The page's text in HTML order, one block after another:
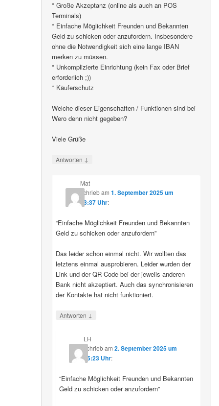
* Große Akzeptanz (online als auch an POS
Terminals)
* Einfache Möglichkeit Freunden und Bekannten
Geld zu schicken oder anzufordern. Insbesondere
ohne die Notwendigkeit sich eine lange IBAN
merken zu müssen.
* Unkomplizierte Einrichtung (kein Fax oder Brief
erforderlich ;))
* Käuferschutz
Welche dieser Eigenschaften / Funktionen sind bei
Wero denn nicht gegeben?
Viele Grüße
Antworten ↓
Mat
schriebam 1. September 2025 um
23:37 Uhr:
“Einfache Möglichkeit Freunden und Bekannten
Geld zu schicken oder anzufordern”
Das leider schon einmal nicht. Wir wollten das
letztens einmal ausprobieren. Leider wurden der
Link und der QR Code bei der jeweils anderen
Bank nicht akzeptiert. Auch das synchronisieren
der Kontakte hat nicht funktioniert.
Antworten ↓
LH
schriebam2. September 2025 um
15:23 Uhr:
“Einfache Möglichkeit Freunden und Bekannten
Geld zu schicken oder anzufordern”